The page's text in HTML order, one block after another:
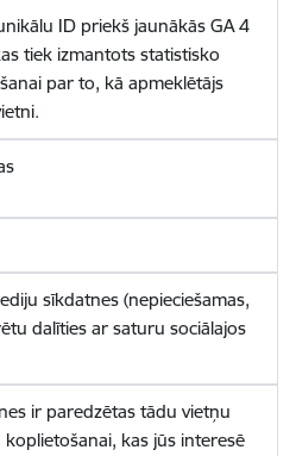
ID priekš jaunākās GA 4
tiek izmantots statistisko
par to, kā apmeklētājs
sīkdatnes (nepieciešamas,
dalīties ar saturu sociālajos
ir paredzētas tādu vietņu
kas jūs interesē